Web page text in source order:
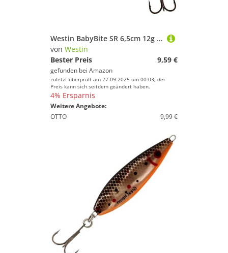
Westin BabyBite SR 6,5cm 12g Wobbler, Farbe:Steel Sardine
von Westin
Bester Preis
9,59 €
gefunden bei Amazon
zuletzt überprüft am 27.09.2025 um 00:03; der
Preis kann sich seitdem geändert haben.
4% Ersparnis
Weitere Angebote:
OTTO
9,99 €